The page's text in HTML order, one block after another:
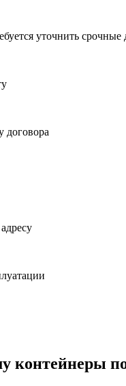
уточнить срочные
договора
контейнеры